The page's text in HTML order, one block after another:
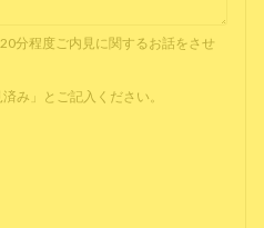
分程度ご内見に関するお話をさせ
み」とご記入ください。